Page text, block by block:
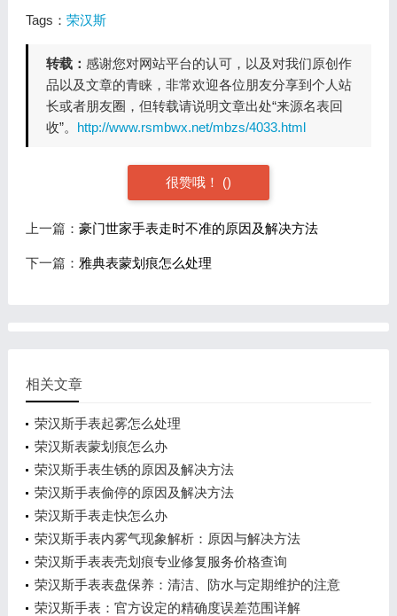
Tags： 荣汉斯
转载： 感谢您对网站平台的认可，以及对我们原创作
品以及文章的青睐，非常欢迎各位朋友分享到个人站
长或者朋友圈，但转载请说明文章出处“来源名表回
收”。 http://www.rsmbwx.net/mbzs/4033.html
很赞哦！ ()
上一篇： 豪门世家手表走时不准的原因及解决方法
下一篇： 雅典表蒙划痕怎么处理
相关文章
荣汉斯手表起雾怎么处理
荣汉斯表蒙划痕怎么办
荣汉斯手表生锈的原因及解决方法
荣汉斯手表偷停的原因及解决方法
荣汉斯手表走快怎么办
荣汉斯手表内雾气现象解析：原因与解决方法
荣汉斯手表表壳划痕专业修复服务价格查询
荣汉斯手表表盘保养：清洁、防水与定期维护的注意
事项
荣汉斯手表：官方设定的精确度误差范围详解